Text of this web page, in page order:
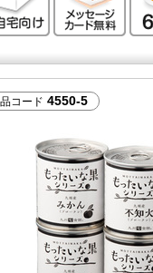
コード 4550-5